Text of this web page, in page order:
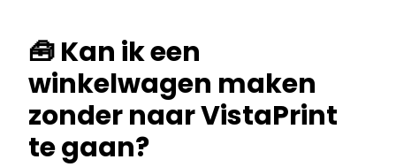
🧰 Kan ik een
winkelwagen maken
zonder naar VistaPrint
te gaan?